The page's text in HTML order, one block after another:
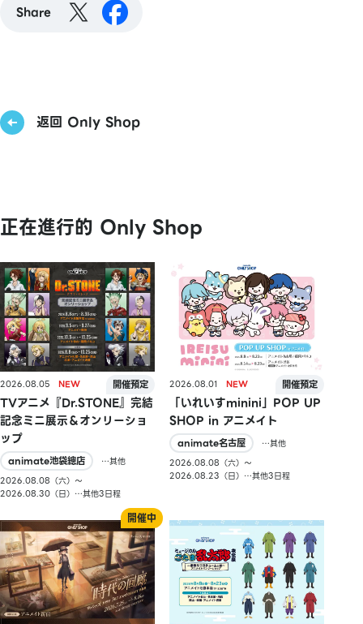
Share
返回 Only Shop
正在進行的 Only Shop
2026.08.05
TVアニメ『Dr.STONE』完結
記念ミニ展示＆オンリーショ
ップ
animate池袋總店
…其他
2026.08.08（六）〜
2026.08.30（日）…其他3日程
2026.08.01
「いれいすminini」POP UP
SHOP in アニメイト
animate名古屋
…其他
2026.08.08（六）〜
2026.08.23（日）…其他3日程